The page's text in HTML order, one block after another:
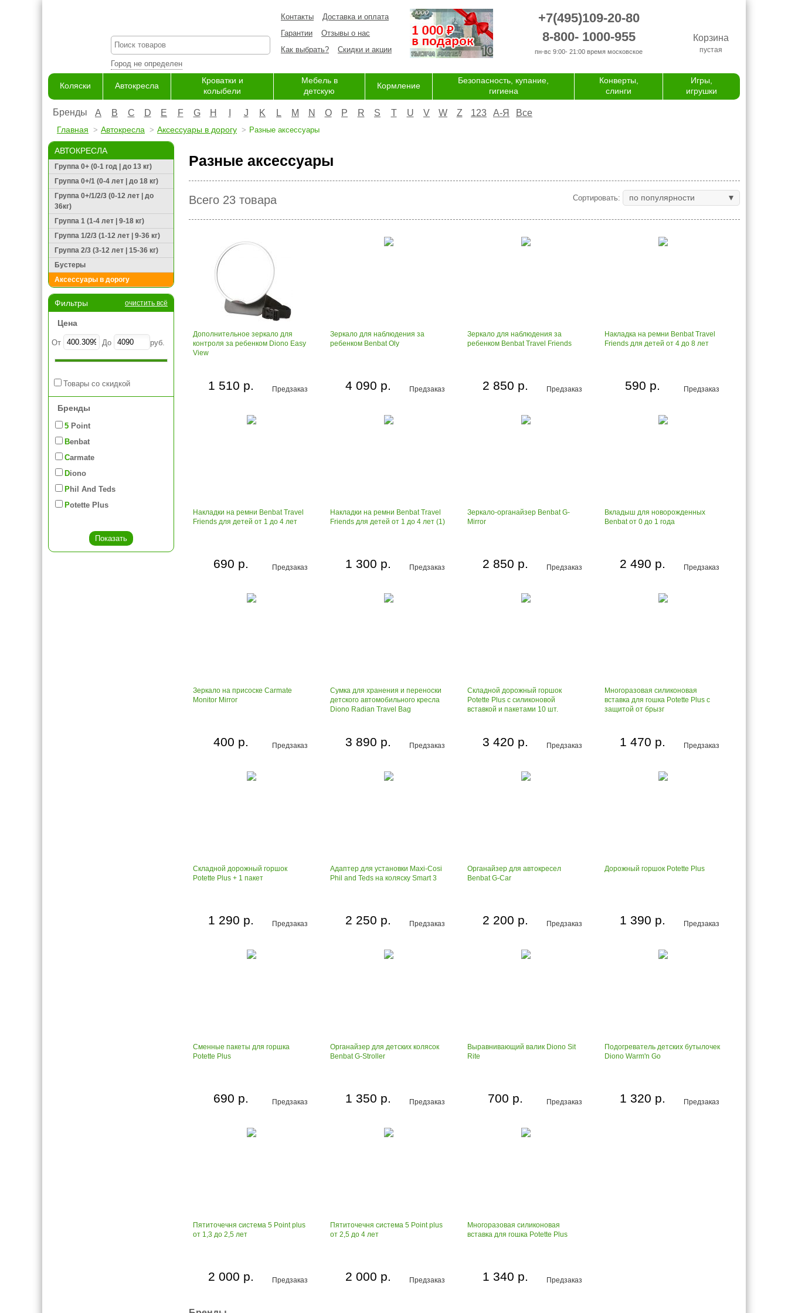
Город не определен
Контакты
Доставка и оплата
Гарантии
Отзывы о нас
Как выбрать?
Скидки и акции
+7(495)109-20-80
8-800- 1000-955
пн-вс 9:00- 21:00 время московское
Корзина
пустая
Коляски Автокресла
Кроватки и
колыбели
Мебель в
детскую
Кормление
Безопасность, купание,
гигиена
Конверты,
слинги
Игры,
игрушки
Бренды A B C D E F G H J K L M N O P R S T U V W Z 123 А-Я Все
Главная Автокресла Аксессуары в дорогу Разные аксессуары
АВТОКРЕСЛА
Группа 0+ (0-1 год | до 13 кг)
Группа 0+/1 (0-4 лет | до 18 кг)
Группа 0+/1/2/3 (0-12 лет | до
36кг)
Группа 1 (1-4 лет | 9-18 кг)
Группа 1/2/3 (1-12 лет | 9-36 кг)
Группа 2/3 (3-12 лет | 15-36 кг)
Бустеры
Аксессуары в дорогу
Фильтры очистить всё
Цена
От До руб.
Товары со скидкой
Бренды
5 Point
Benbat
Carmate
Diono
Phil And Teds
Potette Plus
Разные аксессуары
Всего 23 товара Сортировать: по популярности
Дополнительное зеркало для
контроля за ребенком Diono Easy
View
Предзаказ
1 510 р.
Зеркало для наблюдения за
ребенком Benbat Oly
Предзаказ
4 090 р.
Зеркало для наблюдения за
ребенком Benbat Travel Friends
Предзаказ
2 850 р.
Накладка на ремни Benbat Travel
Friends для детей от 4 до 8 лет
Предзаказ
590 р.
Накладки на ремни Benbat Travel
Friends для детей от 1 до 4 лет
Предзаказ
690 р.
Накладки на ремни Benbat Travel
Friends для детей от 1 до 4 лет (1)
Предзаказ
1 300 р.
Зеркало-органайзер Benbat G-
Mirror
Предзаказ
2 850 р.
Вкладыш для новорожденных
Benbat от 0 до 1 года
Предзаказ
2 490 р.
Зеркало на присоске Carmate
Monitor Mirror
Предзаказ
400 р.
Сумка для хранения и переноски
детского автомобильного кресла
Diono Radian Travel Bag
Предзаказ
3 890 р.
Складной дорожный горшок
Potette Plus с силиконовой
вставкой и пакетами 10 шт.
Предзаказ
3 420 р.
Многоразовая силиконовая
вставка для гошка Potette Plus c
защитой от брызг
Предзаказ
1 470 р.
Складной дорожный горшок
Potette Plus + 1 пакет
Предзаказ
1 290 р.
Адаптер для установки Maxi-Cosi
Phil and Teds на коляcку Smart 3
Предзаказ
2 250 р.
Органайзер для автокресел
Benbat G-Car
Предзаказ
2 200 р.
Дорожный горшок Potette Plus
Предзаказ
1 390 р.
Сменные пакеты для горшка
Potette Plus
Предзаказ
690 р.
Органайзер для детских колясок
Benbat G-Stroller
Предзаказ
1 350 р.
Выравнивающий валик Diono Sit
Rite
Предзаказ
700 р.
Подогреватель детcких бутылочек
Diono Warm'n Go
Предзаказ
1 320 р.
Пятиточечня система 5 Point plus
от 1,3 до 2,5 лет
Предзаказ
2 000 р.
Пятиточечня система 5 Point plus
от 2,5 до 4 лет
Предзаказ
2 000 р.
Многоразовая силиконовая
вставка для гошка Potette Plus
Предзаказ
1 340 р.